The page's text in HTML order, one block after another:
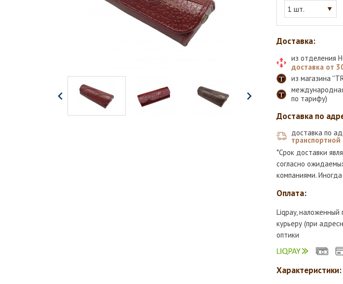
1 шт.
Доставка:
из отделения
доставка от
из магазина
по тарифу)
Доставка по
доставка по
*Срок доставки
согласно
компаниями.
Оплата:
Liqpay, наложенный
курьеру (при
оптики
Характеристики: